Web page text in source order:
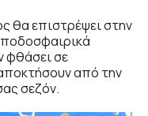
θα επιστρέψει στην
φθάσει σε
από την
σεζόν.